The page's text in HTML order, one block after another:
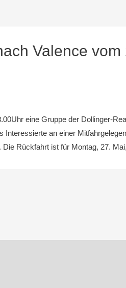
Valence vom
eine Gruppe der Dollinger-
an einer
Rückfahrt ist für Montag, 27.